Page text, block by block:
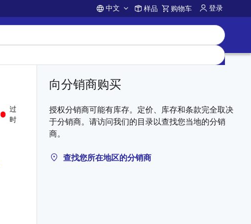
Account
中文 样品 购物车 登录
过
时
向分销商购买
授权分销商可能有库存。定价、库存和条款完全取决
于分销商。请访问我们的目录以查找您当地的分销
商。
查找您所在地区的分销商